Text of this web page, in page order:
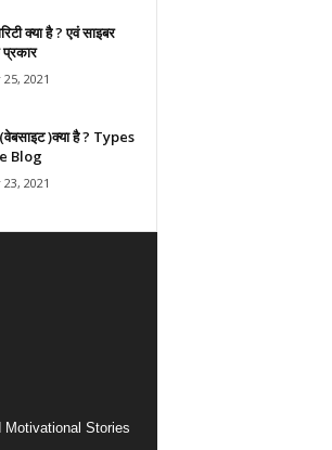
क्या है ? एवं साइबर
प्रकार
2021
)क्या है ? Types
Blog
2021
Motivational Stories